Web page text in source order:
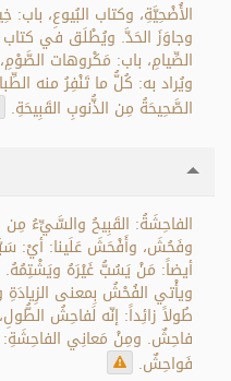
الأُضْحِيَّةِ، وكتاب البُيوعِ، باب:
وجاوَزَ الحَدَّ. ويُطْلَق في كتاب
الصِّيامِ، باب: مَكْروهات
ويُراد به: كُلُّ ما تَنْفِرُ منه
الصَّحِيحَةُ مِن الذُّنوبِ القَبِيحَةِ.
الفاحِشَةُ: القَبِيحُ والسَّيِّءُ
وفَحُشَ، وأَفْحَشَ عَلَينا: أيْ:
أيضاً: مَنْ يَسُبُّ غَيْرَهُ ويَشْتِمُهُ.
ويأْتي الفُحْشُ بِمعنى
طُولاً زائِداً: إنّه لَفاحِشُ
فاحِشٌ. ومِنْ مَعانِي الفاحِشَةِ:
فَواحِشٌ.